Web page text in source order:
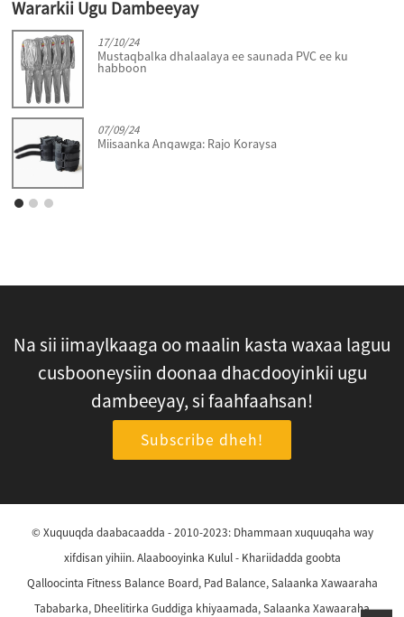
Wararkii Ugu Dambeeyay
17/10/24
Mustaqbalka dhalaalaya ee saunada PVC ee ku
habboon
07/09/24
Miisaanka Anqawga: Rajo Koraysa
Na sii iimaylkaaga oo maalin kasta waxaa laguu
cusbooneysiin doonaa dhacdooyinkii ugu
dambeeyay, si faahfaahsan!
Subscribe dheh!
© Xuquuqda daabacaadda - 2010-2023: Dhammaan xuquuqaha way
xifdisan yihiin. Alaabooyinka Kulul- Khariidadda goobta
Qalloocinta Fitness Balance Board, Pad Balance,Salaanka Xawaaraha
Tababarka, Dheelitirka Guddiga khiyaamada,Salaanka Xawaaraha